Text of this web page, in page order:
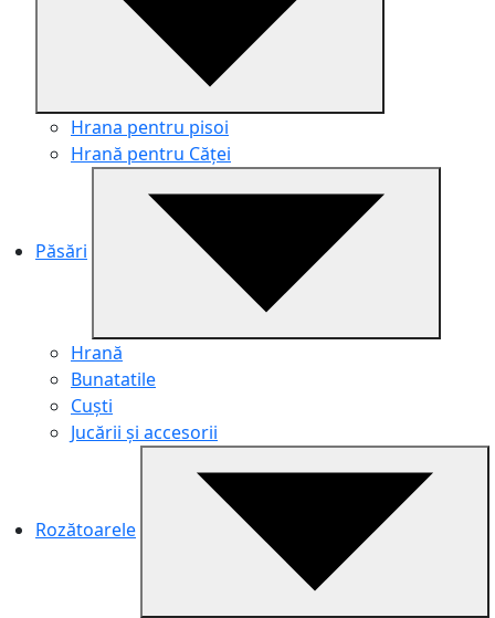
Hrana pentru pisoi
Hrană pentru Căței
Păsări
Hrană
Bunatatile
Cuști
Jucării și accesorii
Rozătoarele